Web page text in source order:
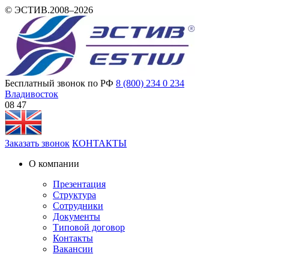
© ЭСТИВ.2008–2026
Бесплатный звонок по РФ 8 (800) 234 0 234
Владивосток
08:47
Заказать звонок КОНТАКТЫ
О компании
Презентация
Структура
Сотрудники
Документы
Типовой договор
Контакты
Вакансии